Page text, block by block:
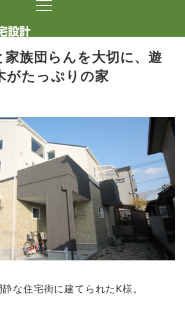
家族団らんを大切に、遊
がたっぷりの家
な住宅街に建てられたK様。